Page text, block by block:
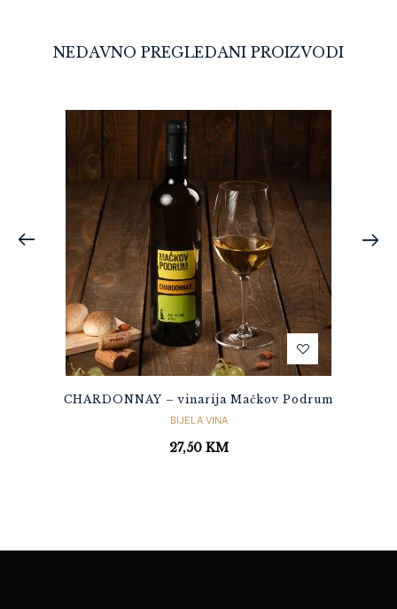
NEDAVNO PREGLEDANI PROIZVODI
CHARDONNAY – vinarija Mačkov Podrum
BIJELA VINA
27,50 KM